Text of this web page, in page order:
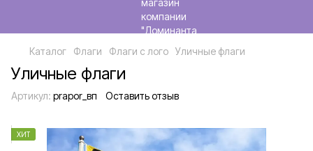
Каталог Флаги Флаги с лого Уличные флаги
Уличные флаги
Артикул: prapor_вп Оставить отзыв
ХИТ